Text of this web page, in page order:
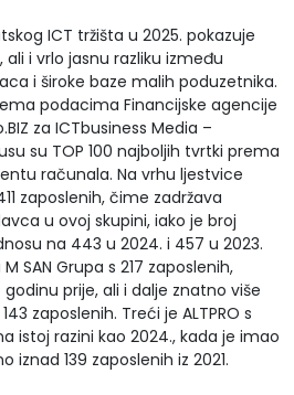
ICT tržišta u 2025. pokazuje
i vrlo jasnu razliku između
i široke baze malih poduzetnika.
podacima Financijske agencije
za ICTbusiness Media –
su TOP 100 najboljih tvrtki prema
računala. Na vrhu ljestvice
zaposlenih, čime zadržava
u ovoj skupini, iako je broj
na 443 u 2024. i 457 u 2023.
SAN Grupa s 217 zaposlenih,
prije, ali i dalje znatno više
zaposlenih. Treći je ALTPRO s
istoj razini kao 2024., kada je imao
iznad 139 zaposlenih iz 2021.